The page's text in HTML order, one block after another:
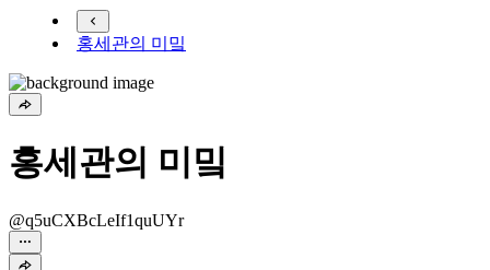
홍세관의 미밐
홍세관의 미밐
@q5uCXBcLeIf1quUYr